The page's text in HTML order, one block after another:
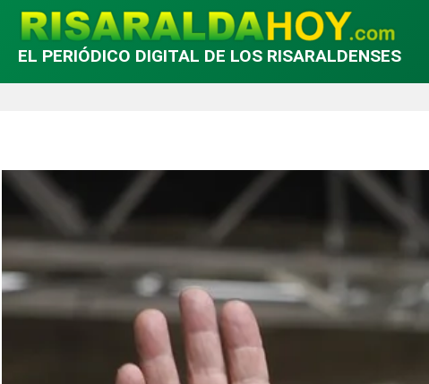
EL PERIÓDICO DIGITAL DE LOS RISARALDENSES